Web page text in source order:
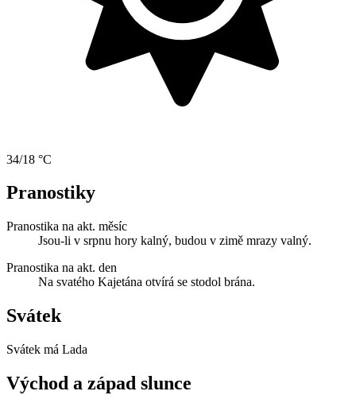
34/18 °C
Pranostiky
Pranostika na akt. měsíc
Jsou-li v srpnu hory kalný, budou v zimě mrazy valný.
Pranostika na akt. den
Na svatého Kajetána otvírá se stodol brána.
Svátek
Svátek má Lada
Východ a západ slunce